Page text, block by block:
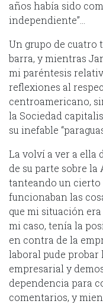
años había sido
independiente”…
Un grupo de cuatro
barra, y mientras
mi paréntesis
reflexiones al
centroamericano,
la Sociedad
su inefable
La volví a ver a ella
de su parte sobre
tanteando un cierto
funcionaban las
que mi situación
mi caso, tenía la
en contra de la
laboral pude probar
empresarial y
dependencia para
comentarios, y